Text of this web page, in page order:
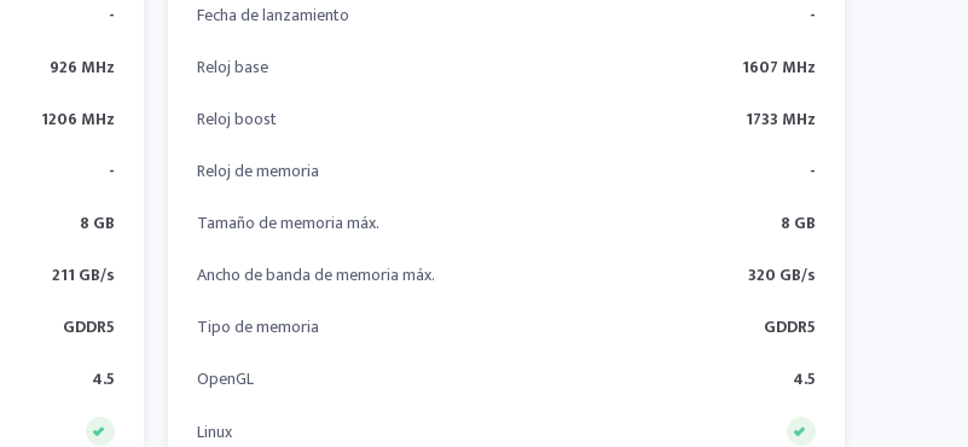
-
926 MHz
1206 MHz
-
8 GB
211 GB/s
GDDR5
4.5
Fecha de lanzamiento
-
Reloj base
1607 MHz
Reloj boost
1733 MHz
Reloj de memoria
-
Tamaño de memoria máx.
8 GB
Ancho de banda de memoria máx.
320 GB/s
Tipo de memoria
GDDR5
OpenGL
4.5
Linux